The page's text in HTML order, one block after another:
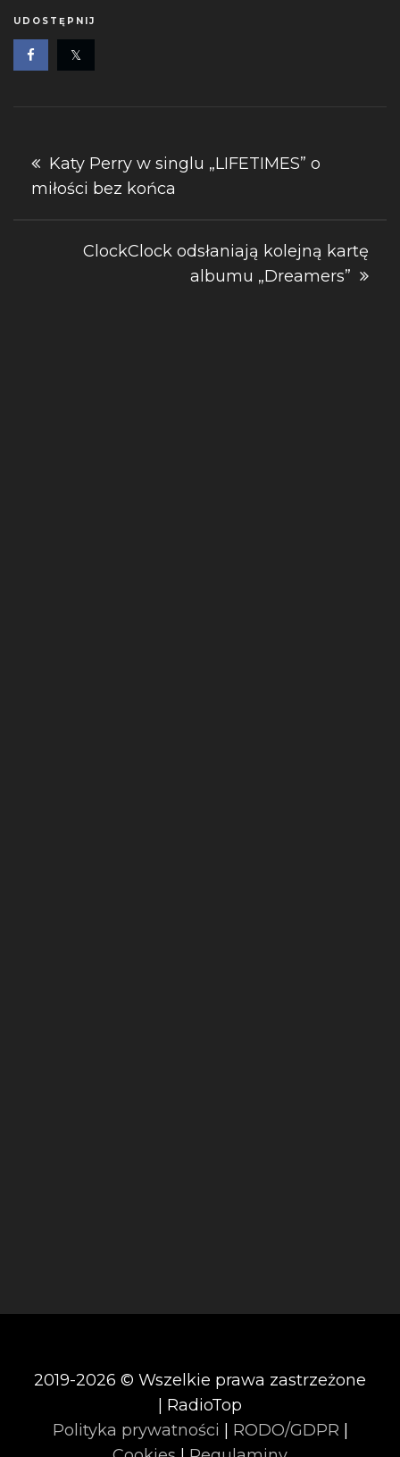
UDOSTĘPNIJ
Nawigacja
wpisu
Katy Perry w singlu „LIFETIMES” o
miłości bez końca
ClockClock odsłaniają kolejną kartę
albumu „Dreamers”
2019-2026 © Wszelkie prawa zastrzeżone
| RadioTop
Polityka prywatności
RODO/GDPR